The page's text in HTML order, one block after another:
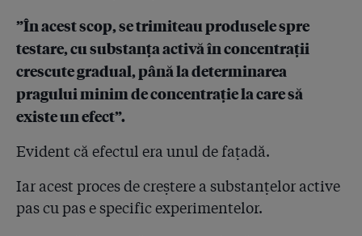
”În acest scop, se trimiteau produsele spre
testare, cu substanța activă în concentrații
crescute gradual, până la determinarea
pragului minim de concentrație la care să
existe un efect”.
Evident că efectul era unul de fațadă.
Iar acest proces de creștere a substanțelor active
pas cu pas e specific experimentelor.